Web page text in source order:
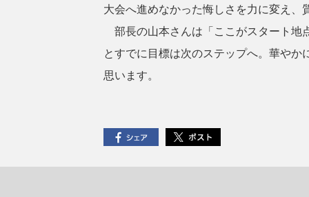
大会へ進めなかった悔しさを力に変え、
部長の山本さんは「ここがスタート地
とすでに目標は次のステップへ。華や
思います。